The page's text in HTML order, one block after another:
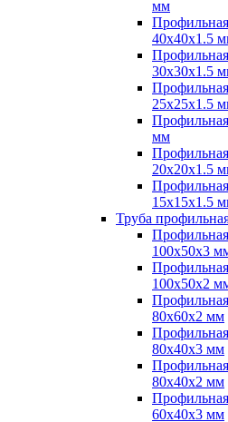
мм
40х40х1.5
30х30х1.5
25х25х1.5
Профильная
мм
20х20х1.5
15х15х1.5
Труба
100х50х3
100х50х2
80х60х2 мм
80х40х3 мм
80х40х2 мм
60х40х3 мм